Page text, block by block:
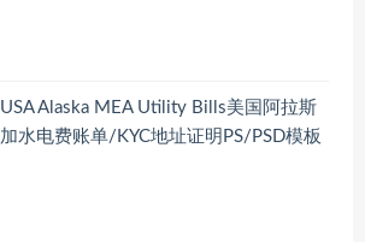
USA Alaska MEA Utility Bills美国阿拉斯
加水电费账单/KYC地址证明PS/PSD模板